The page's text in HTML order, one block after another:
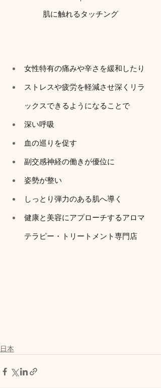
肌に触れるタッチング
女性特有の痛みや辛さを緩和したり
ストレスや疲労を軽減させ深くリラ
ックスできるようになることで
深い呼吸
血の巡りを促す
副交感神経の働きが優位に
姿勢が整い
しっとり弾力のある肌へ導く
健康と美容にアプローチするアロマ
テラピー・トリートメント専門店
日本